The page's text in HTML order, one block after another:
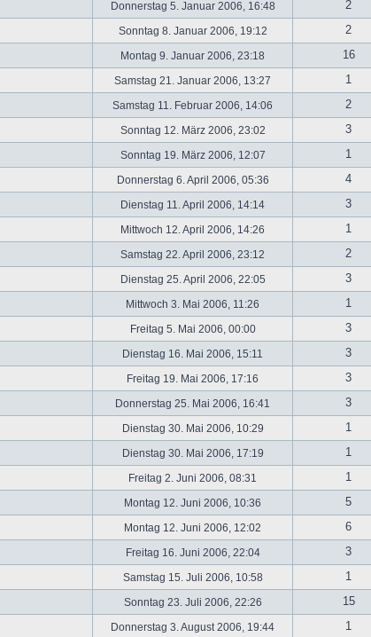
Donnerstag 5. Januar 2006, 16:48
2
Sonntag 8. Januar 2006, 19:12
2
Montag 9. Januar 2006, 23:18
16
Samstag 21. Januar 2006, 13:27
1
Samstag 11. Februar 2006, 14:06
2
Sonntag 12. März 2006, 23:02
3
Sonntag 19. März 2006, 12:07
1
Donnerstag 6. April 2006, 05:36
4
Dienstag 11. April 2006, 14:14
3
Mittwoch 12. April 2006, 14:26
1
Samstag 22. April 2006, 23:12
2
Dienstag 25. April 2006, 22:05
3
Mittwoch 3. Mai 2006, 11:26
1
Freitag 5. Mai 2006, 00:00
3
Dienstag 16. Mai 2006, 15:11
3
Freitag 19. Mai 2006, 17:16
3
Donnerstag 25. Mai 2006, 16:41
3
Dienstag 30. Mai 2006, 10:29
1
Dienstag 30. Mai 2006, 17:19
1
Freitag 2. Juni 2006, 08:31
1
Montag 12. Juni 2006, 10:36
5
Montag 12. Juni 2006, 12:02
6
Freitag 16. Juni 2006, 22:04
3
Samstag 15. Juli 2006, 10:58
1
Sonntag 23. Juli 2006, 22:26
15
Donnerstag 3. August 2006, 19:44 1